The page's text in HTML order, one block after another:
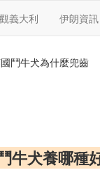
觀義大利 伊朗資訊
鬥牛犬為什麼兜齒
牛犬養哪種